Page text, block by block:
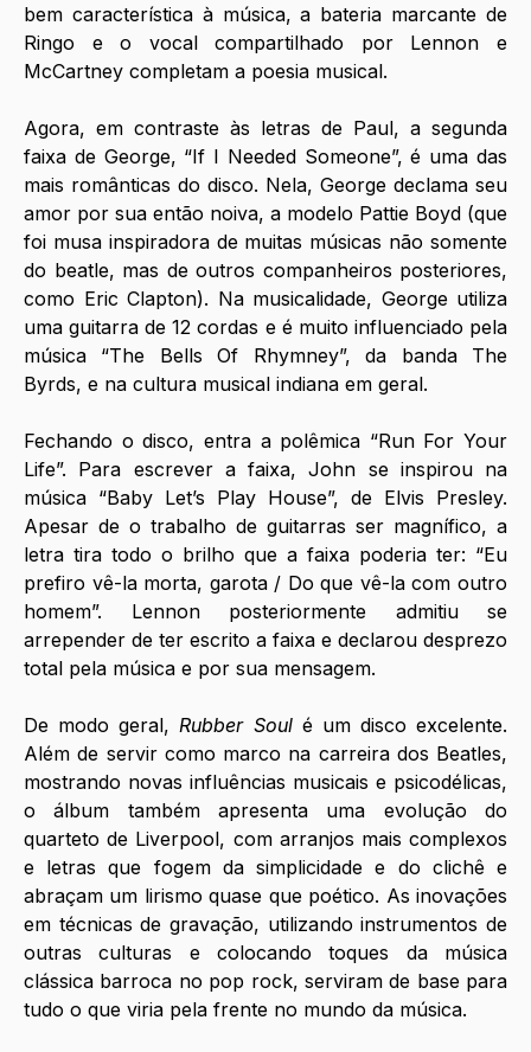
bem característica à música, a bateria marcante de
Ringo e o vocal compartilhado por Lennon e
McCartney completam a poesia musical.
Agora, em contraste às letras de Paul, a segunda
faixa de George, “If I Needed Someone”, é uma das
mais românticas do disco. Nela, George declama seu
amor por sua então noiva, a modelo Pattie Boyd (que
foi musa inspiradora de muitas músicas não somente
do beatle, mas de outros companheiros posteriores,
como Eric Clapton). Na musicalidade, George utiliza
uma guitarra de 12 cordas e é muito influenciado pela
música “The Bells Of Rhymney”, da banda The
Byrds, e na cultura musical indiana em geral.
Fechando o disco, entra a polêmica “Run For Your
Life”. Para escrever a faixa, John se inspirou na
música “Baby Let’s Play House”, de Elvis Presley.
Apesar de o trabalho de guitarras ser magnífico, a
letra tira todo o brilho que a faixa poderia ter: “Eu
prefiro vê-la morta, garota / Do que vê-la com outro
homem”. Lennon posteriormente admitiu se
arrepender de ter escrito a faixa e declarou desprezo
total pela música e por sua mensagem.
De modo geral, Rubber Soul é um disco excelente.
Além de servir como marco na carreira dos Beatles,
mostrando novas influências musicais e psicodélicas,
o álbum também apresenta uma evolução do
quarteto de Liverpool, com arranjos mais complexos
e letras que fogem da simplicidade e do clichê e
abraçam um lirismo quase que poético. As inovações
em técnicas de gravação, utilizando instrumentos de
outras culturas e colocando toques da música
clássica barroca no pop rock, serviram de base para
tudo o que viria pela frente no mundo da música.